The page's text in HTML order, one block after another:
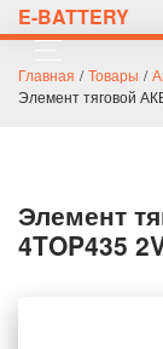
E-BATTERY
Главная / Товары /
Элемент тяговой
Элемент
4TOP435